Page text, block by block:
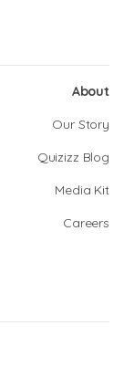
About
Our Story
Quizizz Blog
Media Kit
Careers